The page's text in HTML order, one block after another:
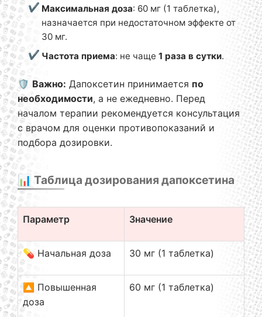
Максимальная доза: 60 мг (1 таблетка),
назначается при недостаточном эффекте от
30 мг.
Частота приема: не чаще1 раза в сутки.
🛡️ Важно: Дапоксетин принимается по
необходимости, а не ежедневно. Перед
началом терапии рекомендуется консультация
с врачом для оценки противопоказаний и
подбора дозировки.
📊 Таблица дозирования дапоксетина
Параметр Значение
💊 Начальная доза 30 мг (1 таблетка)
🔼 Повышенная
доза
60 мг (1 таблетка)